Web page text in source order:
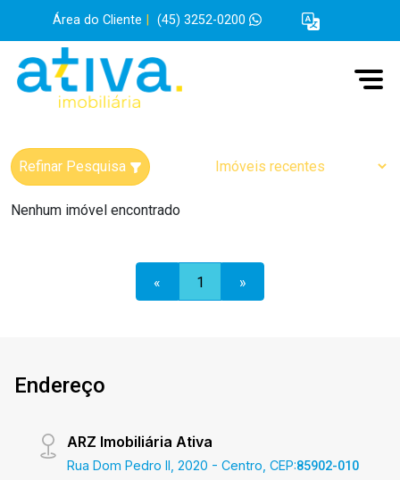
Área do Cliente (45) 3252-0200
Refinar Pesquisa
Nenhum imóvel encontrado
« 1 »
Endereço
ARZ Imobiliária Ativa
Rua Dom Pedro II, 2020 - Centro, CEP:85902-010